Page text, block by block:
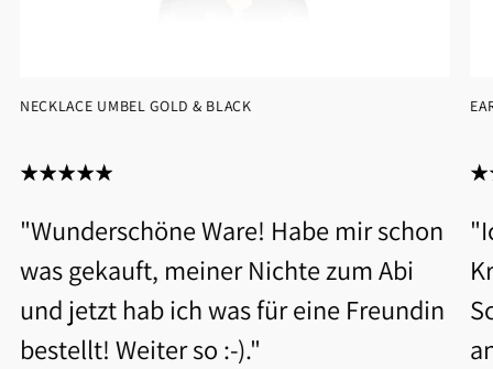
"Wunderschöne Ware! Habe mir schon
was gekauft, meiner Nichte zum Abi
und jetzt hab ich was für eine Freundin
bestellt! Weiter so :-)."
NECKLACE UMBEL GOLD & BLACK